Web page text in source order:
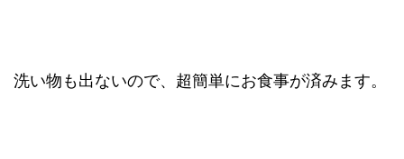
洗い物も出ないので、超簡単にお食事が済みます。